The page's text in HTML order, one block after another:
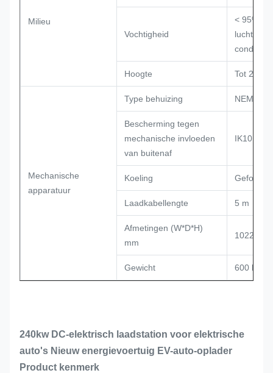
Milieu
Vochtigheid
< 95%
Hoogte Tot 2000
Mechanische
apparatuur
Type behuizing NEMA-
Bescherming tegen
mechanische invloeden
van buitenaf
IK10
Koeling
Laadkabellengte 5 m
Afmetingen (W*D*H)
mm
Gewicht 600 kg
240kw DC-elektrisch laadstation voor elektrische
auto's Nieuw energievoertuig EV-auto-oplader
Product kenmerk